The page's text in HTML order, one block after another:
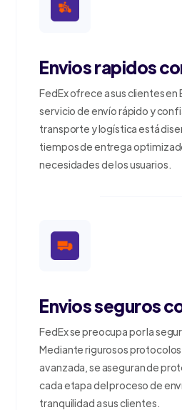
Envios rapidos
FedEx ofrece a sus clientes en
servicio de envío rápido y
transporte y logística está
tiempos de entrega
necesidades de los usuarios.
Envios seguros
FedEx se preocupa por la
Mediante rigurosos
avanzada, se aseguran de
cada etapa del proceso de
tranquilidad a sus clientes.